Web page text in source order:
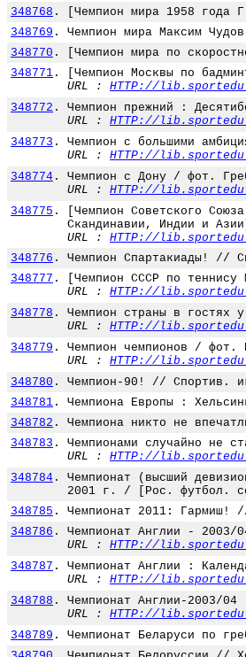
348768 . [Чемпион мира 1958
348769 . Чемпион мира Максим
348770 . [Чемпион мира по
348771 .
[Чемпион Москвы по
URL : HTTP://
348772 .
Чемпион прежний :
URL : HTTP://
348773 .
Чемпион с большими
URL : HTTP://
348774 .
Чемпион с Дону / фот.
URL : HTTP://
348775 .
[Чемпион Советского
Скандинавии, Индии и
URL : HTTP://
348776 . Чемпион Спартакиады!
348777 .
[Чемпион СССР по
URL : HTTP://
348778 .
Чемпион страны в
URL : HTTP://
348779 .
Чемпион чемпионов /
URL : HTTP://
348780 . Чемпион-90! //
348781 . Чемпиона Европы :
348782 . Чемпиона никто не
348783 .
Чемпионами случайно
URL : HTTP://
348784 .
Чемпионат (высший
2001 г. / [Рос. футбол.
348785 . Чемпионат 2011:
348786 .
Чемпионат Англии -
URL : HTTP://
348787 .
Чемпионат Англии :
URL : HTTP://
348788 .
Чемпионат Англии-2003/
URL : HTTP://
348789 . Чемпионат Беларуси по